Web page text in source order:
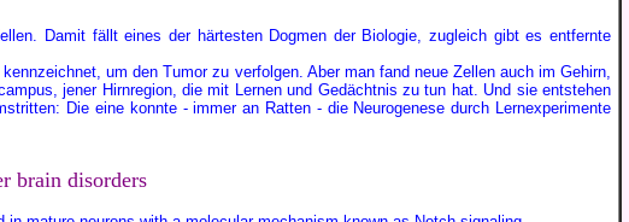
Damit fällt eines der härtesten Dogmen der Biologie, zugleich gibt es entfernte
um den Tumor zu verfolgen. Aber man fand neue Zellen auch im Gehirn,
jener Hirnregion, die mit Lernen und Gedächtnis zu tun hat. Und sie entstehen
Die eine konnte - immer an Ratten - die Neurogenese durch Lernexperimente
brain disorders